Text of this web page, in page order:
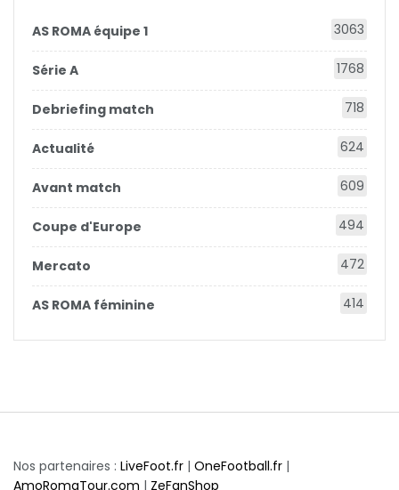
AS ROMA équipe 1 3063
Série A 1768
Debriefing match 718
Actualité 624
Avant match 609
Coupe d'Europe 494
Mercato 472
AS ROMA féminine 414
Nos partenaires : LiveFoot.fr | OneFootball.fr |
AmoRomaTour.com | ZeFanShop